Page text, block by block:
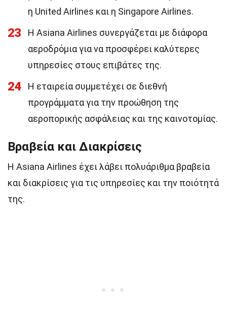
η United Airlines και η Singapore Airlines.
23
Η Asiana Airlines συνεργάζεται με διάφορα
αεροδρόμια για να προσφέρει καλύτερες
υπηρεσίες στους επιβάτες της.
24
Η εταιρεία συμμετέχει σε διεθνή
προγράμματα για την προώθηση της
αεροπορικής ασφάλειας και της καινοτομίας.
Βραβεία και Διακρίσεις
Η Asiana Airlines έχει λάβει πολυάριθμα βραβεία
και διακρίσεις για τις υπηρεσίες και την ποιότητά
της.